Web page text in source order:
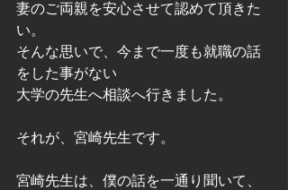
妻のご両親を安心させて認めて頂きた
い。
そんな思いで、今まで一度も就職の話
をした事がない
大学の先生へ相談へ行きました。
それが、宮崎先生です。
宮崎先生は、僕の話を一通り聞いて、